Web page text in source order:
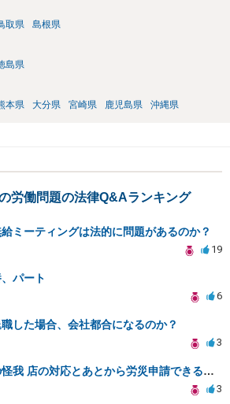
取県 島根県
島県
本県 大分県 宮崎県 鹿児島県 沖縄県
労働問題の法律Q&Aランキング
ミーティングは法的に問題があるのか？
19
パート
6
した場合、会社都合になるのか？
3
アルバイト中の怪我 店の対応とあとから労災申請できるかどうか
3